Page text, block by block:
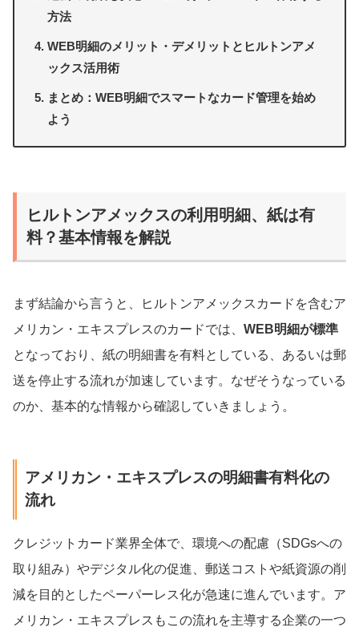
方法
WEB明細のメリット・デメリットとヒルトンアメ
ックス活用術
まとめ：WEB明細でスマートなカード管理を始め
よう
ヒルトンアメックスの利用明細、紙は有
料？基本情報を解説
まず結論から言うと、ヒルトンアメックスカードを含むア
メリカン・エキスプレスのカードでは、 WEB明細が標準
となっており、紙の明細書を有料としている、あるいは郵
送を停止する流れが加速しています。なぜそうなっている
のか、基本的な情報から確認していきましょう。
アメリカン・エキスプレスの明細書有料化の
流れ
クレジットカード業界全体で、環境への配慮（SDGsへの
取り組み）やデジタル化の促進、郵送コストや紙資源の削
減を目的としたペーパーレス化が急速に進んでいます。ア
メリカン・エキスプレスもこの流れを主導する企業の一つ